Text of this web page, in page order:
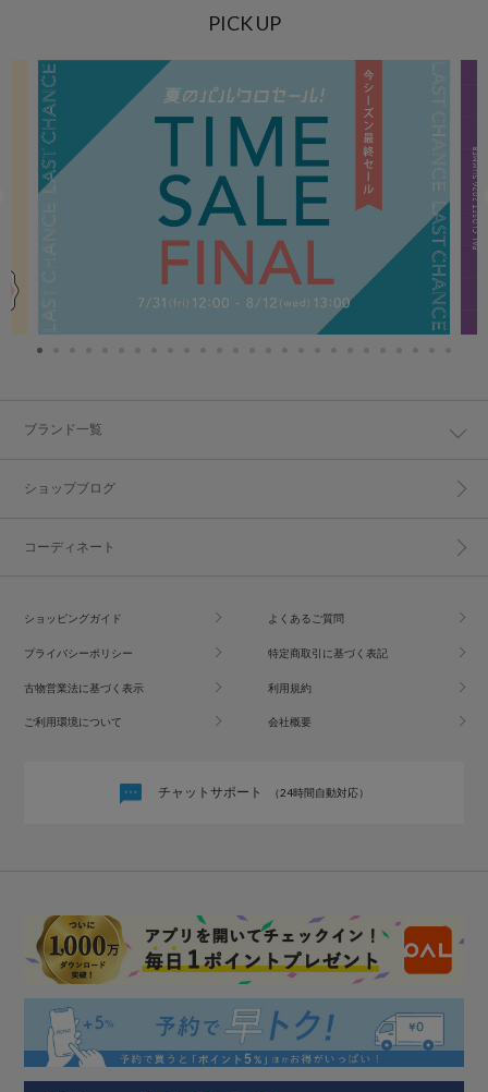
PICK UP
ブランド一覧
ショップブログ
コーディネート
ショッピングガイド よくあるご質問
プライバシーポリシー 特定商取引に基づく表記
古物営業法に基づく表示 利用規約
ご利用環境について 会社概要
チャットサポート （24時間自動対応）